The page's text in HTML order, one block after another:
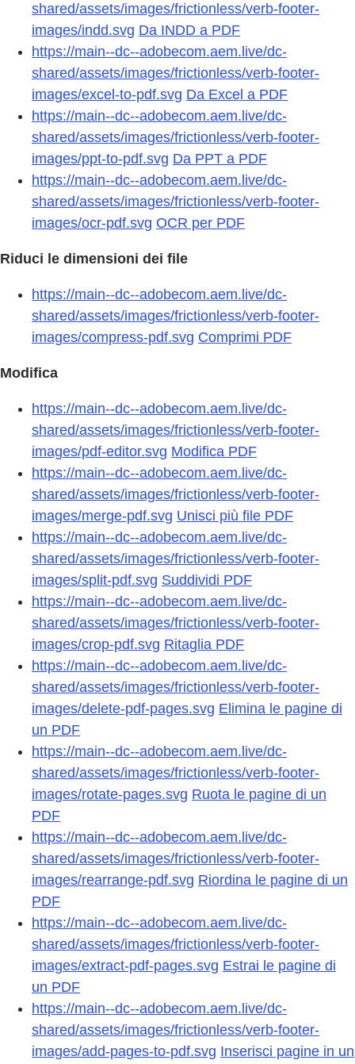
shared/assets/images/frictionless/verb-footer-
images/indd.svg Da INDD a PDF
https://main--dc--adobecom.aem.live/dc-
shared/assets/images/frictionless/verb-footer-
images/excel-to-pdf.svg Da Excel a PDF
https://main--dc--adobecom.aem.live/dc-
shared/assets/images/frictionless/verb-footer-
images/ppt-to-pdf.svg Da PPT a PDF
https://main--dc--adobecom.aem.live/dc-
shared/assets/images/frictionless/verb-footer-
images/ocr-pdf.svg OCR per PDF
Riduci le dimensioni dei file
https://main--dc--adobecom.aem.live/dc-
shared/assets/images/frictionless/verb-footer-
images/compress-pdf.svg Comprimi PDF
Modifica
https://main--dc--adobecom.aem.live/dc-
shared/assets/images/frictionless/verb-footer-
images/pdf-editor.svg Modifica PDF
https://main--dc--adobecom.aem.live/dc-
shared/assets/images/frictionless/verb-footer-
images/merge-pdf.svg Unisci più file PDF
https://main--dc--adobecom.aem.live/dc-
shared/assets/images/frictionless/verb-footer-
images/split-pdf.svg Suddividi PDF
https://main--dc--adobecom.aem.live/dc-
shared/assets/images/frictionless/verb-footer-
images/crop-pdf.svg Ritaglia PDF
https://main--dc--adobecom.aem.live/dc-
shared/assets/images/frictionless/verb-footer-
images/delete-pdf-pages.svg Elimina le pagine di
un PDF
https://main--dc--adobecom.aem.live/dc-
shared/assets/images/frictionless/verb-footer-
images/rotate-pages.svg Ruota le pagine di un
PDF
https://main--dc--adobecom.aem.live/dc-
shared/assets/images/frictionless/verb-footer-
images/rearrange-pdf.svg Riordina le pagine di un
PDF
https://main--dc--adobecom.aem.live/dc-
shared/assets/images/frictionless/verb-footer-
images/extract-pdf-pages.svg Estrai le pagine di
un PDF
https://main--dc--adobecom.aem.live/dc-
shared/assets/images/frictionless/verb-footer-
images/add-pages-to-pdf.svg Inserisci pagine in un